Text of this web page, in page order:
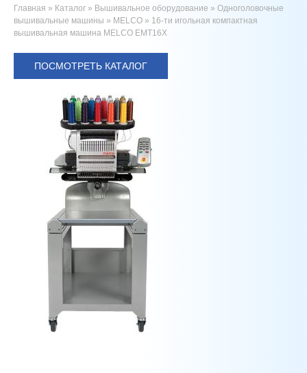
Главная » Каталог » Вышивальное оборудование » Одноголовочные
вышивальные машины » MELCO » 16-ти игольная компактная
вышивальная машина MELCO EMT16X
ПОСМОТРЕТЬ КАТАЛОГ